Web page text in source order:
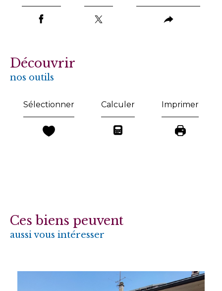
découvrir
nos outils
Sélectionner Calculer Imprimer
Ces biens peuvent
aussi vous intéresser